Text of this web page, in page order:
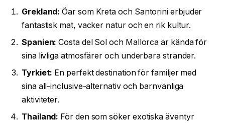
Grekland: Öar som Kreta och Santorini erbjuder
fantastisk mat, vacker natur och en rik kultur.
Spanien: Costa del Sol och Mallorca är kända för
sina livliga atmosfärer och underbara stränder.
Tyrkiet: En perfekt destination för familjer med
sina all-inclusive-alternativ och barnvänliga
aktiviteter.
Thailand: För den som söker exotiska äventyr